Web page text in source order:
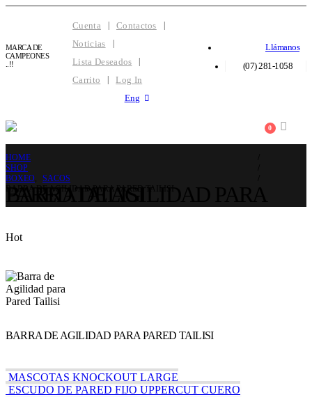
MARCA DE
CAMPEONES
..!!
Cuenta
Contactos
Noticias
Lista Deseados
Carrito
Log In
Eng
Llámanos
(07) 281-1058
0
HOME
SHOP
BOXEO
SACOS
Hot
BARRA DE AGILIDAD PARA PARED TAILISI
MASCOTAS KNOCKOUT LARGE
ESCUDO DE PARED FIJO UPPERCUT CUERO